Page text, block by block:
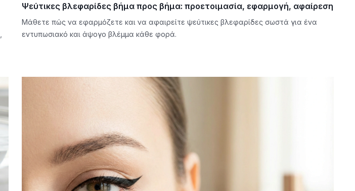
Ψεύτικες βλεφαρίδες βήμα προς βήμα: προετοιμασία, εφαρμογή, αφαίρεση
Μάθετε πώς να εφαρμόζετε και να αφαιρείτε ψεύτικες βλεφαρίδες σωστά για ένα
εντυπωσιακό και άψογο βλέμμα κάθε φορά.